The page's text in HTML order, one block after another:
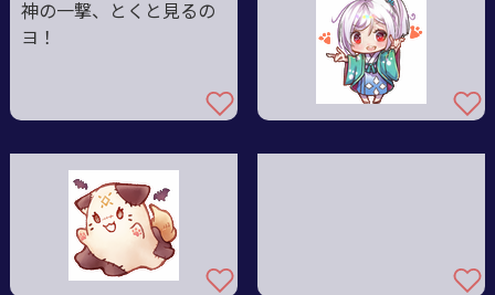
神の一撃、とくと見るの
ヨ！